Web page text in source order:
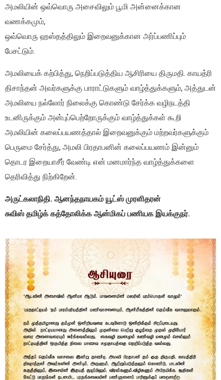
அமலியின் ஒவ்வொரு அசைவிலும் பூமி அன்னைக்கான
வணக்கமும்,
ஒவ்வொரு ஹஸ்தத்திலும் இறைவனுக்கான அர்ப்பணிப்பும்
பேசட்டும்.
அமலியைக் கற்பித்து, நெறிப்படுத்திய ஆசிரியை திருமதி. காயத்ரி
திசாந்தன் அவர்களுக்கு பாராட்டுகளும் வாழ்த்துக்களும், அத்துடன்
அமலியை நல்லோர் நிலைக்கு கொண்டு சேர்க்க வழிநடத்தி
உடனிருக்கும் அன்புப்பெற்றோருக்கும் வாழ்த்துக்கள் கூறி
அமலியின் கலைப்பயணத்தால் இறைவனுக்கும் மற்றவர்களுக்கும்
பெருமை சேர்த்து, அமலி பிரதாபனின் கலைப்பயணம் இன்னும்
தொடர இறையாசீர் வேண்டி என் மனமார்ந்த வாழ்த்துக்களை
தெரிவித்து நிற்கிறேன்.
அருட்கலாநிதி. ஆனந்தநாயகம் யூட்ஸ் முரளிதரன்
சுவிஸ் தமிழ்க் கத்தோலிக்க ஆன்மிகப் பணியக இயக்குநர்.